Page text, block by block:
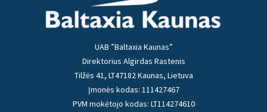
UAB ”Baltaxia Kaunas”
Direktorius Algirdas Rastenis
Tilžės 41, LT47182 Kaunas, Lietuva
Įmonės kodas: 111427467
PVM mokėtojo kodas: LT114274610